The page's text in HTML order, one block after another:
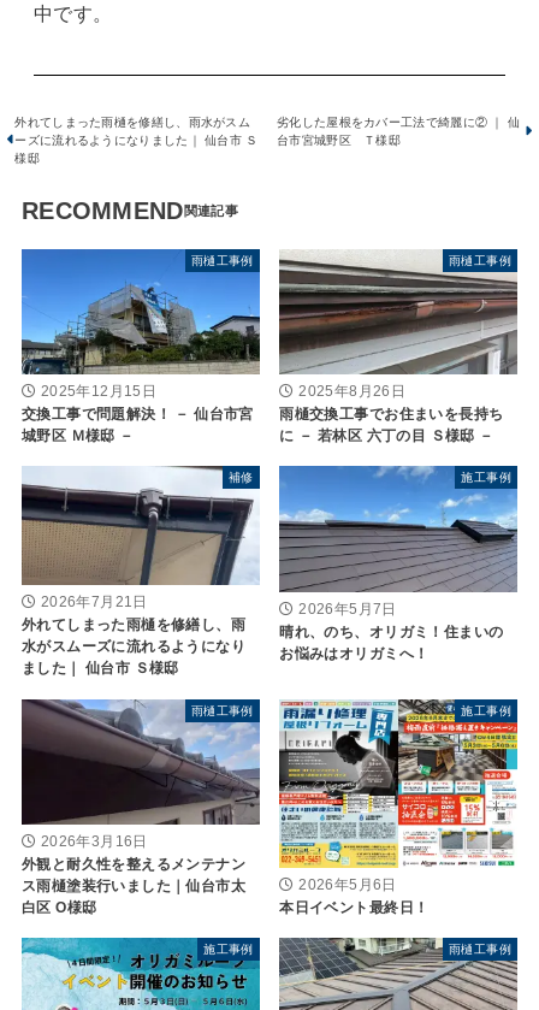
中です。
外れてしまった雨樋を修繕し、雨水がスム
ーズに流れるようになりました｜ 仙台市 Ｓ
様邸
劣化した屋根をカバー工法で綺麗に② ｜ 仙
台市宮城野区 Ｔ様邸
RECOMMEND
雨樋工事例
2025年12月15日
交換工事で問題解決！ － 仙台市宮
城野区 Ｍ様邸 －
雨樋工事例
2025年8月26日
雨樋交換工事でお住まいを長持ち
に － 若林区 六丁の目 Ｓ様邸 －
補修
2026年7月21日
外れてしまった雨樋を修繕し、雨
水がスムーズに流れるようになり
ました｜ 仙台市 Ｓ様邸
施工事例
2026年5月7日
晴れ、のち、オリガミ！住まいの
お悩みはオリガミへ！
雨樋工事例
2026年3月16日
外観と耐久性を整えるメンテナン
ス雨樋塗装行いました｜仙台市太
白区 O様邸
施工事例
2026年5月6日
本日イベント最終日！
施工事例 雨樋工事例